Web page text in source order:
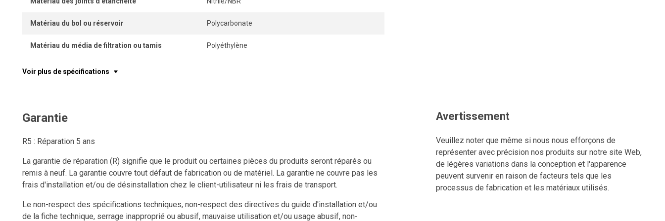
Matériau du bol ou réservoir Polycarbonate
Matériau du média de filtration ou tamis Polyéthylène
Voir plus de spécifications
Garantie
R5 : Réparation 5 ans
La garantie de réparation (R) signifie que le produit ou certaines pièces du produits seront réparés ou
remis à neuf. La garantie couvre tout défaut de fabrication ou de matériel. La garantie ne couvre pas les
frais d'installation et/ou de désinstallation chez le client-utilisateur ni les frais de transport.
Le non-respect des spécifications techniques, non-respect des directives du guide d'installation et/ou
de la fiche technique, serrage inapproprié ou abusif, mauvaise utilisation et/ou usage abusif, non-
Avertissement
Veuillez noter que même si nous nous efforçons de
représenter avec précision nos produits sur notre site Web,
de légères variations dans la conception et l'apparence
peuvent survenir en raison de facteurs tels que les
processus de fabrication et les matériaux utilisés.